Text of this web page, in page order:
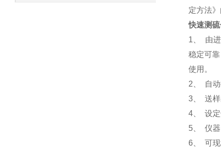
定方法
快速测
1、 由
稳定可
使用。
2、 自
3、 送样
4、 设定
5、 仪
6、 可现